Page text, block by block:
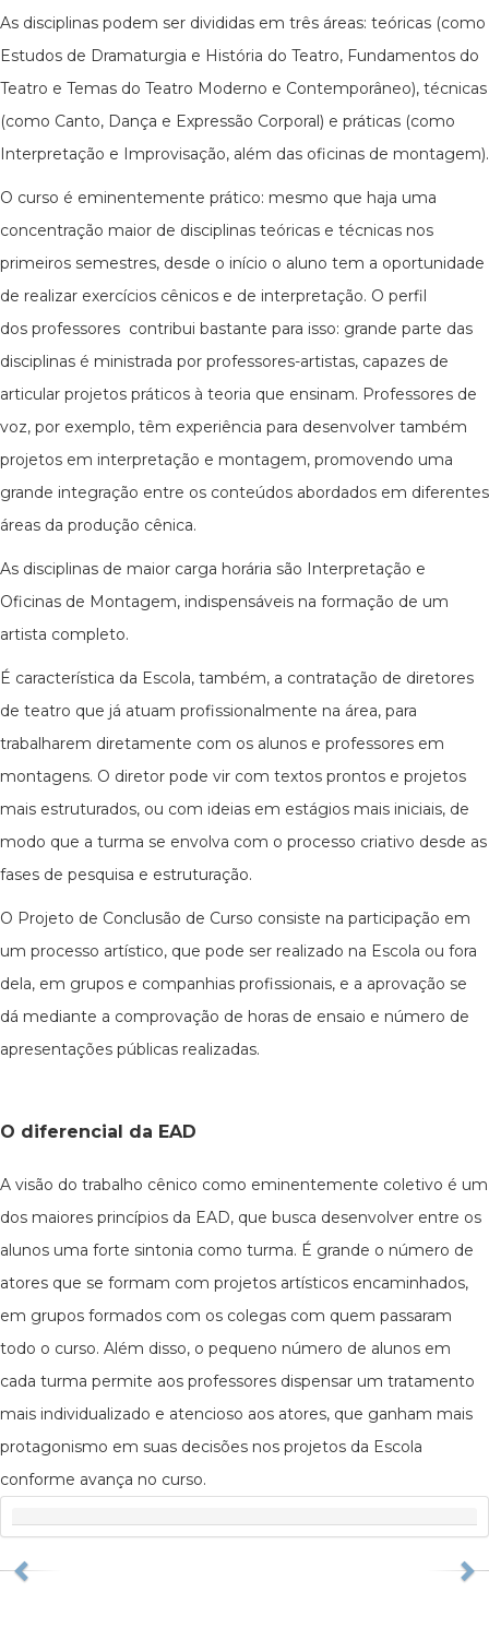
As disciplinas podem ser divididas em três áreas: teóricas (como
Estudos de Dramaturgia e História do Teatro, Fundamentos do
Teatro e Temas do Teatro Moderno e Contemporâneo), técnicas
(como Canto, Dança e Expressão Corporal) e práticas (como
Interpretação e Improvisação, além das oficinas de montagem).
O curso é eminentemente prático: mesmo que haja uma
concentração maior de disciplinas teóricas e técnicas nos
primeiros semestres, desde o início o aluno tem a oportunidade
de realizar exercícios cênicos e de interpretação. O perfil
dos professores contribui bastante para isso: grande parte das
disciplinas é ministrada por professores-artistas, capazes de
articular projetos práticos à teoria que ensinam. Professores de
voz, por exemplo, têm experiência para desenvolver também
projetos em interpretação e montagem, promovendo uma
grande integração entre os conteúdos abordados em diferentes
áreas da produção cênica.
As disciplinas de maior carga horária são Interpretação e
Oficinas de Montagem, indispensáveis na formação de um
artista completo.
É característica da Escola, também, a contratação de diretores
de teatro que já atuam profissionalmente na área, para
trabalharem diretamente com os alunos e professores em
montagens. O diretor pode vir com textos prontos e projetos
mais estruturados, ou com ideias em estágios mais iniciais, de
modo que a turma se envolva com o processo criativo desde as
fases de pesquisa e estruturação.
O Projeto de Conclusão de Curso consiste na participação em
um processo artístico, que pode ser realizado na Escola ou fora
dela, em grupos e companhias profissionais, e a aprovação se
dá mediante a comprovação de horas de ensaio e número de
apresentações públicas realizadas.
O diferencial da EAD
A visão do trabalho cênico como eminentemente coletivo é um
dos maiores princípios da EAD, que busca desenvolver entre os
alunos uma forte sintonia como turma. É grande o número de
atores que se formam com projetos artísticos encaminhados,
em grupos formados com os colegas com quem passaram
todo o curso. Além disso, o pequeno número de alunos em
cada turma permite aos professores dispensar um tratamento
mais individualizado e atencioso aos atores, que ganham mais
protagonismo em suas decisões nos projetos da Escola
conforme avança no curso.
Previous